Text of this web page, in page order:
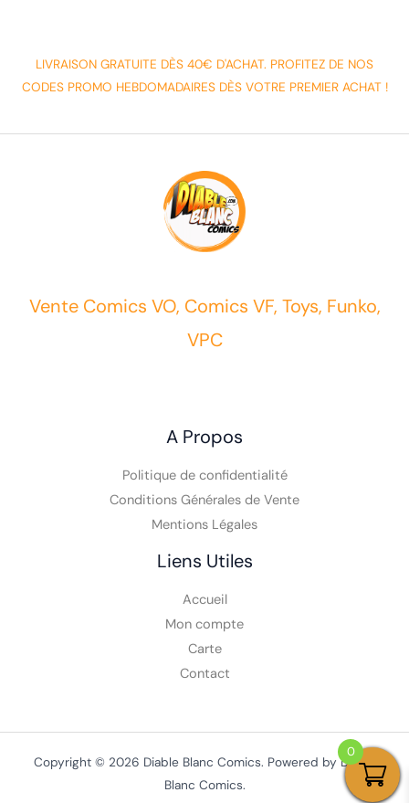
LIVRAISON GRATUITE DÈS 40€ D'ACHAT. PROFITEZ DE NOS
CODES PROMO HEBDOMADAIRES DÈS VOTRE PREMIER ACHAT !
Vente Comics VO, Comics VF, Toys, Funko,
VPC
A Propos
Politique de confidentialité
Conditions Générales de Vente
Mentions Légales
Liens Utiles
Accueil
Mon compte
Carte
Contact
Copyright © 2026 Diable Blanc Comics. Powered by Diable
Blanc Comics.
0